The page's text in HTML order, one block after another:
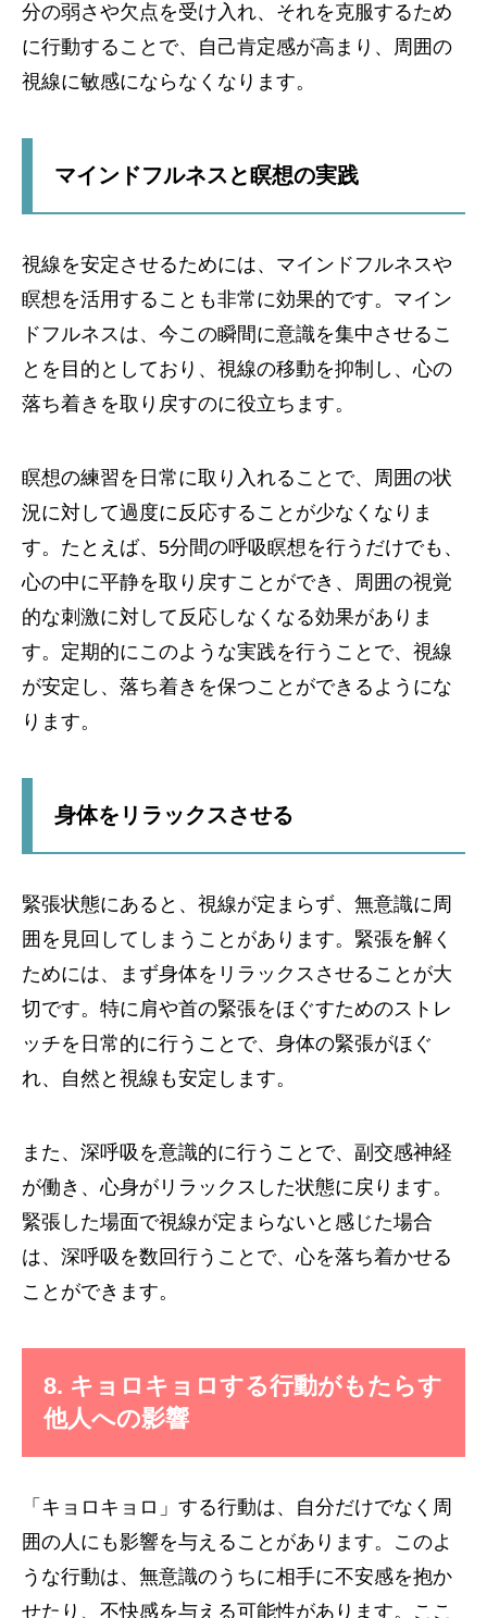
分の弱さや欠点を受け入れ、それを克服するため
に行動することで、自己肯定感が高まり、周囲の
視線に敏感にならなくなります。
マインドフルネスと瞑想の実践
視線を安定させるためには、マインドフルネスや
瞑想を活用することも非常に効果的です。マイン
ドフルネスは、今この瞬間に意識を集中させるこ
とを目的としており、視線の移動を抑制し、心の
落ち着きを取り戻すのに役立ちます。
瞑想の練習を日常に取り入れることで、周囲の状
況に対して過度に反応することが少なくなりま
す。たとえば、5分間の呼吸瞑想を行うだけでも、
心の中に平静を取り戻すことができ、周囲の視覚
的な刺激に対して反応しなくなる効果がありま
す。定期的にこのような実践を行うことで、視線
が安定し、落ち着きを保つことができるようにな
ります。
身体をリラックスさせる
緊張状態にあると、視線が定まらず、無意識に周
囲を見回してしまうことがあります。緊張を解く
ためには、まず身体をリラックスさせることが大
切です。特に肩や首の緊張をほぐすためのストレ
ッチを日常的に行うことで、身体の緊張がほぐ
れ、自然と視線も安定します。
また、深呼吸を意識的に行うことで、副交感神経
が働き、心身がリラックスした状態に戻ります。
緊張した場面で視線が定まらないと感じた場合
は、深呼吸を数回行うことで、心を落ち着かせる
ことができます。
8. キョロキョロする行動がもたらす
他人への影響
「キョロキョロ」する行動は、自分だけでなく周
囲の人にも影響を与えることがあります。このよ
うな行動は、無意識のうちに相手に不安感を抱か
せたり、不快感を与える可能性があります。ここ